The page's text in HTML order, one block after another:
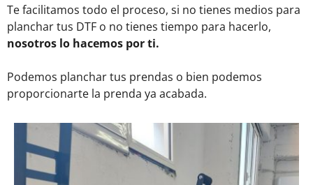
Te facilitamos todo el proceso, si no tienes medios para
planchar tus DTF o no tienes tiempo para hacerlo,
nosotros lo hacemos por ti.
Podemos planchar tus prendas o bien podemos
proporcionarte la prenda ya acabada.